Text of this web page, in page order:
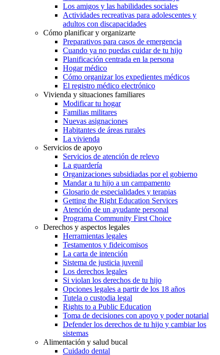
Los amigos y las habilidades sociales
Actividades recreativas para adolescentes y
adultos con discapacidades
Cómo planificar y organizarte
Preparativos para casos de emergencia
Cuando ya no puedas cuidar de tu hijo
Planificación centrada en la persona
Hogar médico
Cómo organizar los expedientes médicos
El registro médico electrónico
Vivienda y situaciones familiares
Modificar tu hogar
Familias militares
Nuevas asignaciones
Habitantes de áreas rurales
La vivienda
Servicios de apoyo
Servicios de atención de relevo
La guardería
Organizaciones subsidiadas por el gobierno
Mandar a tu hijo a un campamento
Glosario de especialidades y terapias
Getting the Right Education Services
Atención de un ayudante personal
Programa Community First Choice
Derechos y aspectos legales
Herramientas legales
Testamentos y fideicomisos
La carta de intención
Sistema de justicia juvenil
Los derechos legales
Si violan los derechos de tu hijo
Opciones legales a partir de los 18 años
Tutela o custodia legal
Rights to a Public Education
Toma de decisiones con apoyo y poder notarial
Defender los derechos de tu hijo y cambiar los
sistemas
Alimentación y salud bucal
Cuidado dental